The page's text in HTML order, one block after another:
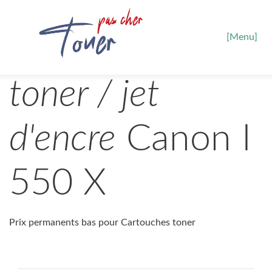
[Menu]
toner / jet
d'encre Canon I
550 X
Prix permanents bas pour Cartouches toner